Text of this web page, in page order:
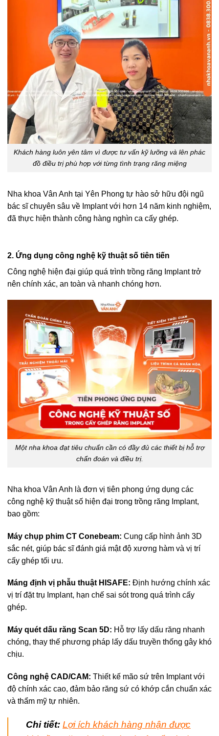
Khách hàng luôn yên tâm vì được tư vấn kỹ lưỡng và lên phác
đồ điều trị phù hợp với từng tình trạng răng miệng
Nha khoa Vân Anh tại Yên Phong tự hào sở hữu đội ngũ
bác sĩ chuyên sâu về Implant với hơn 14 năm kinh nghiệm,
đã thực hiện thành công hàng nghìn ca cấy ghép.
2. Ứng dụng công nghệ kỹ thuật số tiên tiến
Công nghệ hiện đại giúp quá trình trồng răng Implant trở
nên chính xác, an toàn và nhanh chóng hơn.
Một nha khoa đạt tiêu chuẩn cần có đầy đủ các thiết bị hỗ trợ
chẩn đoán và điều trị.
Nha khoa Vân Anh là đơn vị tiên phong ứng dụng các
công nghệ kỹ thuật số hiện đại trong trồng răng Implant,
bao gồm:
Máy chụp phim CT Conebeam: Cung cấp hình ảnh 3D
sắc nét, giúp bác sĩ đánh giá mật độ xương hàm và vị trí
cấy ghép tối ưu.
Máng định vị phẫu thuật HISAFE: Định hướng chính xác
vị trí đặt trụ Implant, hạn chế sai sót trong quá trình cấy
ghép.
Máy quét dấu răng Scan 5D: Hỗ trợ lấy dấu răng nhanh
chóng, thay thế phương pháp lấy dấu truyền thống gây khó
chịu.
Công nghệ CAD/CAM: Thiết kế mão sứ trên Implant với
độ chính xác cao, đảm bảo răng sứ có khớp cắn chuẩn xác
và thẩm mỹ tự nhiên.
Chi tiết: Lợi ích khách hàng nhận được